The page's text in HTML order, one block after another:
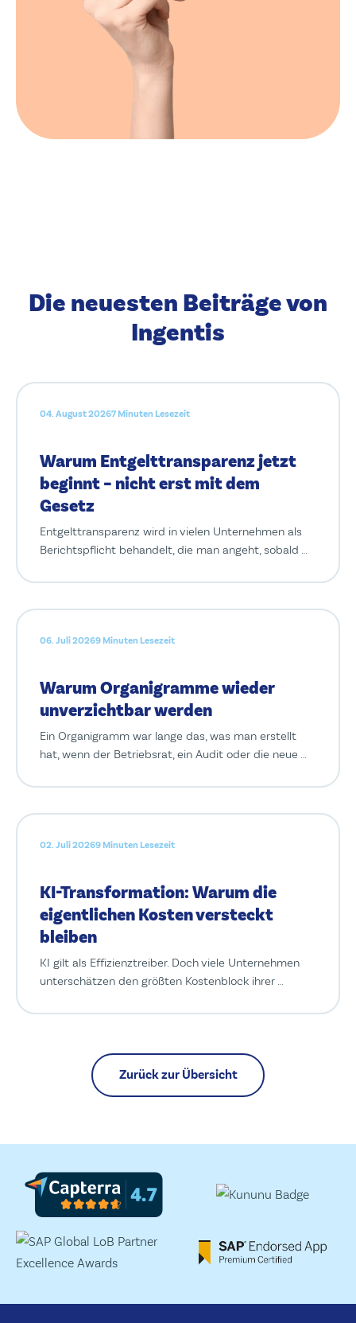
Die neuesten Beiträge von
Ingentis
04. August 20267 Minuten Lesezeit
Warum Entgelttransparenz jetzt
beginnt – nicht erst mit dem
Gesetz
Entgelttransparenz wird in vielen Unternehmen als
Berichtspflicht behandelt, die man angeht, sobald …
06. Juli 20269 Minuten Lesezeit
Warum Organigramme wieder
unverzichtbar werden
Ein Organigramm war lange das, was man erstellt
hat, wenn der Betriebsrat, ein Audit oder die neue …
02. Juli 20269 Minuten Lesezeit
KI-Transformation: Warum die
eigentlichen Kosten versteckt
bleiben
KI gilt als Effizienztreiber. Doch viele Unternehmen
unterschätzen den größten Kostenblock ihrer …
Zurück zur Übersicht